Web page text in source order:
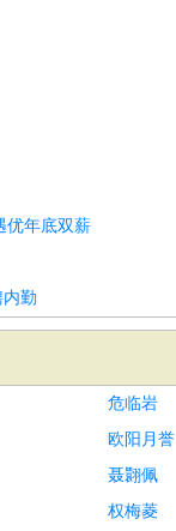
优年底双薪
勤
危临岩
欧阳月誉
聂翾佩
权梅菱